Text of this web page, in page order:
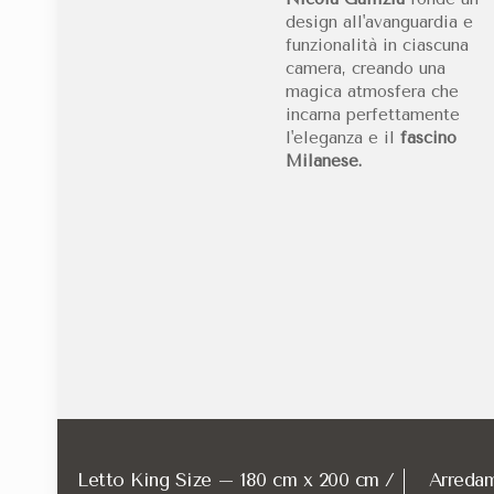
Hotel VIU Milan rappresenta la scelta
Per i professionisti che necessitano di flessibilità,
Servizio in camera H24con menu gourmet
Parcheggio privato in loco, fondamentale per
presso il Bulk
perfettamente
Quali sono le
La scelta tra le sistemazioni dell'Hotel VIU
King Deluxe Room 30 mq Vari
design all'avanguardia e
funzionalità in ciascuna
camera, creando una
magica atmosfera che
incarna perfettamente
l'eleganza e il fascino
Milanese.
Letto King Size – 180 cm x 200 cm /